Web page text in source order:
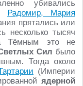
убивались
Радомир, Мария
прятались или
несколько тысяч
Тёмным это не
Сил было
Тогда около
(Империи
ядерной